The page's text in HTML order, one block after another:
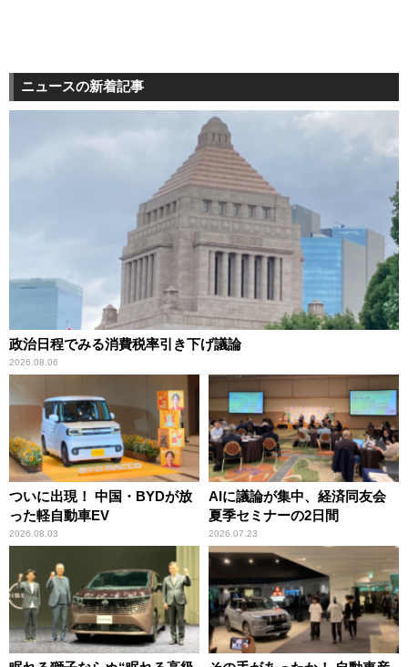
ニュースの新着記事
政治日程でみる消費税率引き下げ議論
2026.08.06
ついに出現！ 中国・BYDが放
った軽自動車EV
2026.08.03
AIに議論が集中、経済同友会
夏季セミナーの2日間
2026.07.23